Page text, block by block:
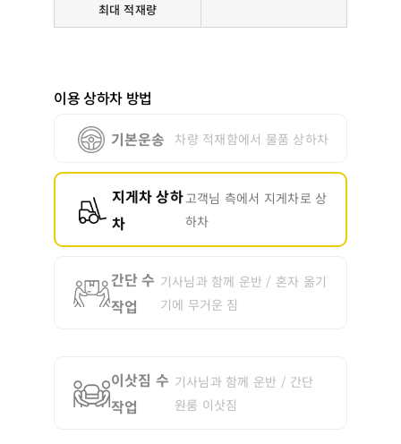
최대 적재량
이용 상하차 방법
기본운송
차량 적재함에서 물품 상하차
지게차 상하
차
고객님 측에서 지게차로 상
하차
간단 수
작업
기사님과 함께 운반 / 혼자 옮기
기에 무거운 짐
이삿짐 수
작업
기사님과 함께 운반 / 간단
원룸 이삿짐